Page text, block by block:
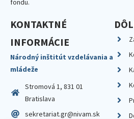
fondu.
KONTAKTNÉ
INFORMÁCIE
Národný inštitút vzdelávania a
mládeže
Stromová 1, 831 01
Bratislava
sekretariat.gr@nivam.sk